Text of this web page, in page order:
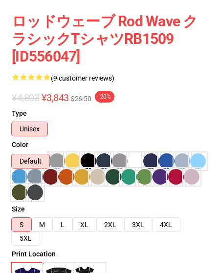
ロッドウェーブ Rod Wave ク
ラシックTシャツRB1509
[ID556047]
(9 customer reviews)
¥4,803 ¥3,843 $26.50 -20%
Type
Unisex
Color
Default
Size
S
M L XL 2XL 3XL
4XL
5XL
Print Location